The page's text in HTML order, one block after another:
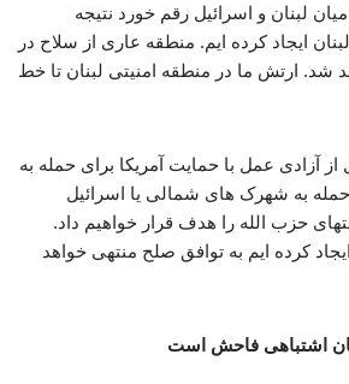
لبنان و اسرائیل رقم خورد نتیجه
ایجاد کرده ایم. منطقه عاری از سلاح در
شد. ارتش ما در منطقه امنیتی لبنان تا خط
آزادی عمل با حمایت آمریکا برای حمله به
به شهرک های شمالی یا اسرائیل
حزب الله را هدف قرار خواهیم داد.
کرده ایم به توافق صلح منتهی خواهد
اشتباهی فاحش است